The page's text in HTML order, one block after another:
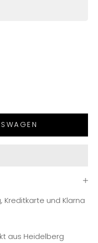
Kreditkarte und Klarna
aus Heidelberg